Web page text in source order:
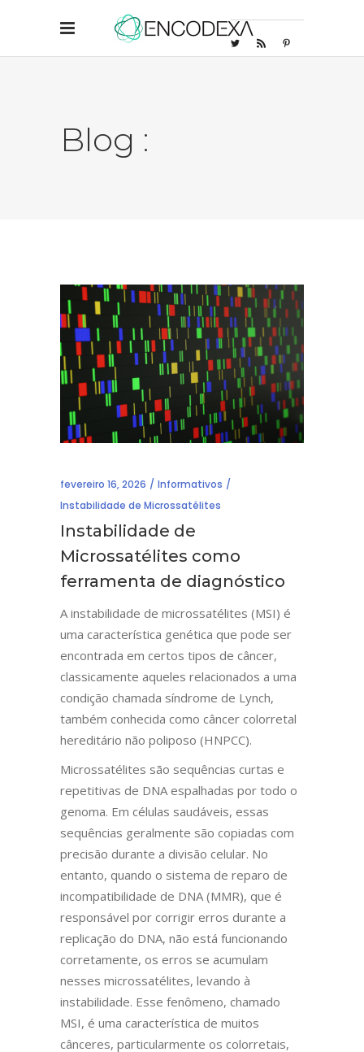
Blog :
fevereiro 16, 2026
Informativos
Instabilidade de Microssatélites
Instabilidade de
Microssatélites como
ferramenta de diagnóstico
A instabilidade de microssatélites (MSI) é
uma característica genética que pode ser
encontrada em certos tipos de câncer,
classicamente aqueles relacionados a uma
condição chamada síndrome de Lynch,
também conhecida como câncer colorretal
hereditário não poliposo (HNPCC).
Microssatélites são sequências curtas e
repetitivas de DNA espalhadas por todo o
genoma. Em células saudáveis, essas
sequências geralmente são copiadas com
precisão durante a divisão celular. No
entanto, quando o sistema de reparo de
incompatibilidade de DNA (MMR), que é
responsável por corrigir erros durante a
replicação do DNA, não está funcionando
corretamente, os erros se acumulam
nesses microssatélites, levando à
instabilidade. Esse fenômeno, chamado
MSI, é uma característica de muitos
cânceres, particularmente os colorretais,